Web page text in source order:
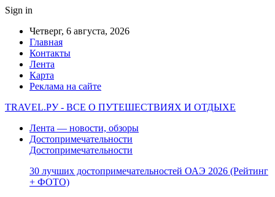
Sign in
Четверг, 6 августа, 2026
Главная
Контакты
Лента
Карта
Реклама на сайте
TRAVEL.РУ - ВСЕ О ПУТЕШЕСТВИЯХ И ОТДЫХЕ
Лента — новости, обзоры
Достопримечательности
Достопримечательности
30 лучших достопримечательностей ОАЭ 2026 (Рейтинг
+ ФОТО)